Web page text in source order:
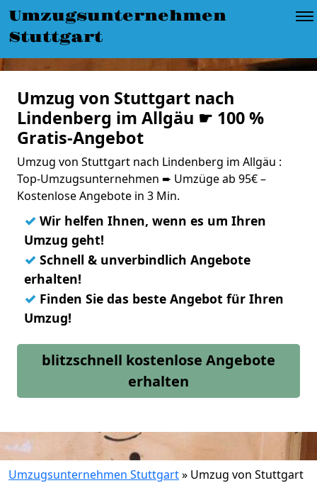
Umzugsunternehmen
Stuttgart
Umzug von Stuttgart nach
Lindenberg im Allgäu ☛ 100 %
Gratis-Angebot
Umzug von Stuttgart nach Lindenberg im Allgäu :
Top-Umzugsunternehmen ➨ Umzüge ab 95€ –
Kostenlose Angebote in 3 Min.
✓ Wir helfen Ihnen, wenn es um Ihren
Umzug geht!
✓ Schnell & unverbindlich Angebote
erhalten!
✓ Finden Sie das beste Angebot für Ihren
Umzug!
blitzschnell kostenlose Angebote
erhalten
Umzugsunternehmen Stuttgart» Umzug von Stuttgart